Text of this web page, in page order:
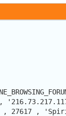
, 27617 ,